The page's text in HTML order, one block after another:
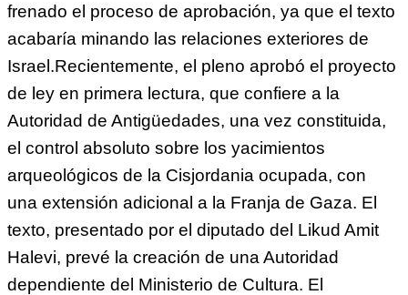
frenado el proceso de aprobación, ya que el texto
acabaría minando las relaciones exteriores de
Israel.Recientemente, el pleno aprobó el proyecto
de ley en primera lectura, que confiere a la
Autoridad de Antigüedades, una vez constituida,
el control absoluto sobre los yacimientos
arqueológicos de la Cisjordania ocupada, con
una extensión adicional a la Franja de Gaza. El
texto, presentado por el diputado del Likud Amit
Halevi, prevé la creación de una Autoridad
dependiente del Ministerio de Cultura. El